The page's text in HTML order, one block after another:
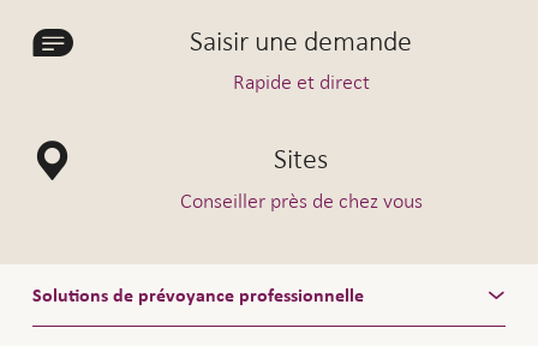
Saisir une demande
Rapide et direct
Sites
Conseiller près de chez vous
Solutions de prévoyance professionnelle